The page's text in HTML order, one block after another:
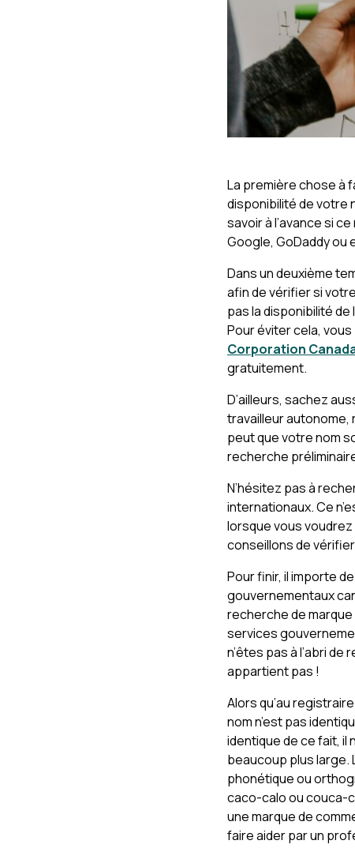
La première chose à
disponibilité de votre
savoir à l’avance si
Google, GoDaddy ou
Dans un deuxième
afin de vérifier si
pas la disponibilité de
Pour éviter cela,
Corporation
gratuitement.
D’ailleurs, sachez
travailleur autonome,
peut que votre nom
recherche
N’hésitez pas à
internationaux. Ce
lorsque vous
conseillons de
Pour finir, il importe
gouvernementaux
recherche de
services
n’êtes pas à l’abri
appartient pas !
Alors qu’au
nom n’est pas
identique de ce fait, il
beaucoup plus
phonétique ou
caco-calo ou couca-
une marque de
faire aider par un